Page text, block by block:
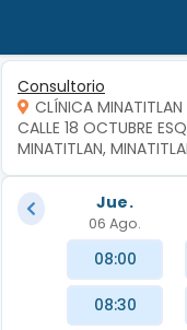
Consultorio
CLÍNICA MINATITLAN
CALLE 18 OCTUBRE
MINATITLAN,
Jue.
06 Ago.
08:00
08:30